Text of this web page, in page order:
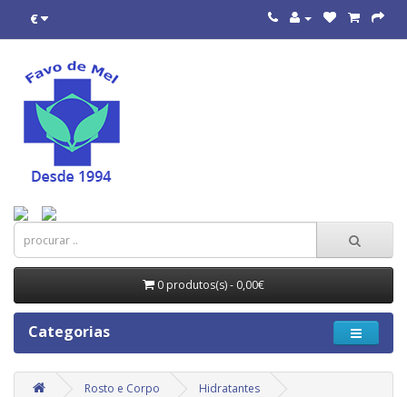
€
0 produtos(s) - 0,00€
Categorias
Rosto e Corpo Hidratantes